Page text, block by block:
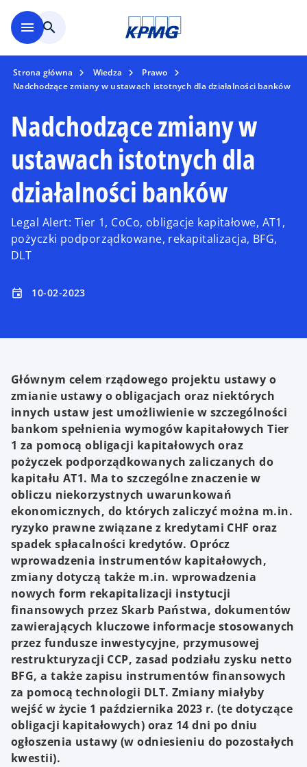
menu search
Strona główna Wiedza
Prawo
Nadchodzące zmiany w ustawach istotnych dla działalności banków
Nadchodzące zmiany w
ustawach istotnych dla
działalności banków
Legal Alert: Tier 1, CoCo, obligacje kapitałowe, AT1,
pożyczki podporządkowane, rekapitalizacja, BFG,
DLT
event 10-02-2023
Głównym celem rządowego projektu ustawy o
zmianie ustawy o obligacjach oraz niektórych
innych ustaw jest umożliwienie w szczególności
bankom spełnienia wymogów kapitałowych Tier
1 za pomocą obligacji kapitałowych oraz
pożyczek podporządkowanych zaliczanych do
kapitału AT1. Ma to szczególne znaczenie w
obliczu niekorzystnych uwarunkowań
ekonomicznych, do których zaliczyć można m.in.
ryzyko prawne związane z kredytami CHF oraz
spadek spłacalności kredytów. Oprócz
wprowadzenia instrumentów kapitałowych,
zmiany dotyczą także m.in. wprowadzenia
nowych form rekapitalizacji instytucji
finansowych przez Skarb Państwa, dokumentów
zawierających kluczowe informacje stosowanych
przez fundusze inwestycyjne, przymusowej
restrukturyzacji CCP, zasad podziału zysku netto
BFG, a także zapisu instrumentów finansowych
za pomocą technologii DLT. Zmiany miałyby
wejść w życie 1 października 2023 r. (te dotyczące
obligacji kapitałowych) oraz 14 dni po dniu
ogłoszenia ustawy (w odniesieniu do pozostałych
kwestii).